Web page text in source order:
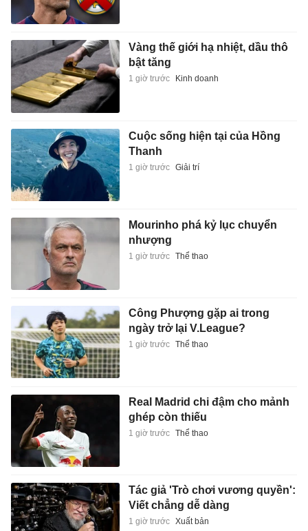
Vàng thế giới hạ nhiệt, dầu thô
bật tăng
1 giờ trước Kinh doanh
Cuộc sống hiện tại của Hồng
Thanh
1 giờ trước Giải trí
Mourinho phá kỷ lục chuyển
nhượng
1 giờ trước Thể thao
Công Phượng gặp ai trong
ngày trở lại V.League?
1 giờ trước Thể thao
Real Madrid chi đậm cho mảnh
ghép còn thiếu
1 giờ trước Thể thao
Tác giả 'Trò chơi vương quyền':
Viết chẳng dễ dàng
1 giờ trước Xuất bản